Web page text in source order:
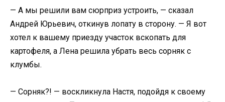
— А мы решили вам сюрприз устроить, — сказал
Андрей Юрьевич, откинув лопату в сторону. — Я вот
хотел к вашему приезду участок вскопать для
картофеля, а Лена решила убрать весь сорняк с
клумбы.
— Сорняк?! — воскликнула Настя, подойдя к своему